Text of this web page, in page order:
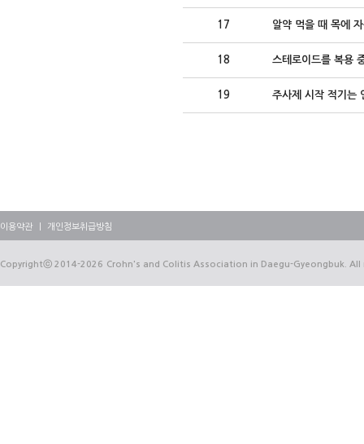
17 알약 먹을 때 목에
18 스테로이드를 복용
19 주사제 시작 적기는
이용약관 개인정보취급방침
Copyrightⓒ 2014-2026 Crohn's and Colitis Association in Daegu-Gyeongbuk. All